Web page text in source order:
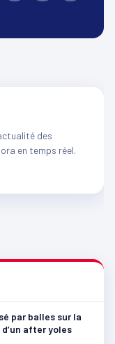
des
en temps réel.
par balles sur la
d’un after yoles